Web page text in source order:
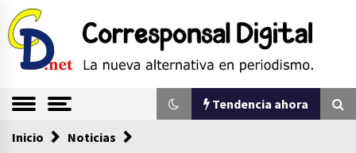
Saltar
al
contenido
Corresponsal
Digital
La nueva alternativa en periodismo
Tendencia ahora
Tendencia ahora
Inicio Noticias